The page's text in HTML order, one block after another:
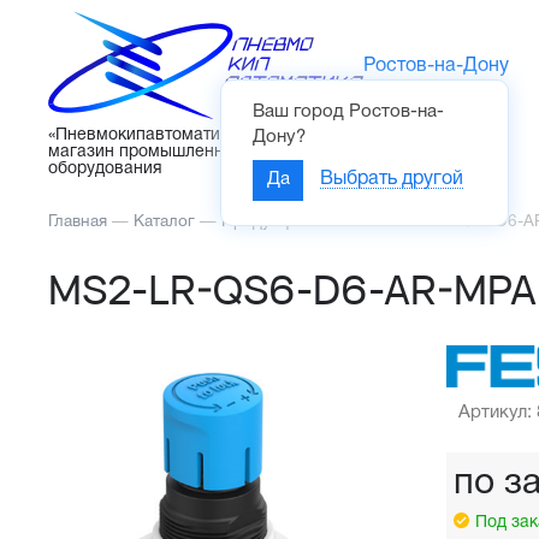
«Пневмокипавтоматика» – интернет-
магазин промышленного
оборудования
Ростов-на-Дону
Ваш город Ростов-на-
Дону?
Да Выбрать другой
Главная — Каталог — Продукция FESTO —MS2-LR-QS6-D6-
MS2-LR-QS6-D6-AR-
Артикул:
по
Под